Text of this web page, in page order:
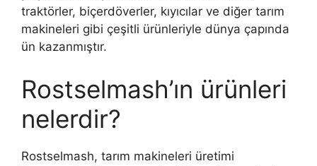
traktörler, biçerdöverler, kıyıcılar ve diğer tarım
makineleri gibi çeşitli ürünleriyle dünya çapında
ün kazanmıştır.
Rostselmash’ın ürünleri
nelerdir?
Rostselmash, tarım makineleri üretimi